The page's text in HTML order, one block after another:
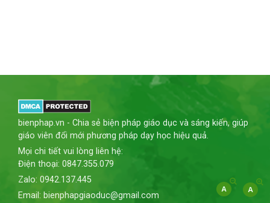
bienphap.vn - Chia sẻ biện pháp giáo dục và sáng kiến, giúp
giáo viên đổi mới phương pháp dạy học hiệu quả.
Mọi chi tiết vui lòng liên hệ:
Điện thoại: 0847.355.079
Zalo: 0942.137.445
Email: bienphapgiaoduc@gmail.com